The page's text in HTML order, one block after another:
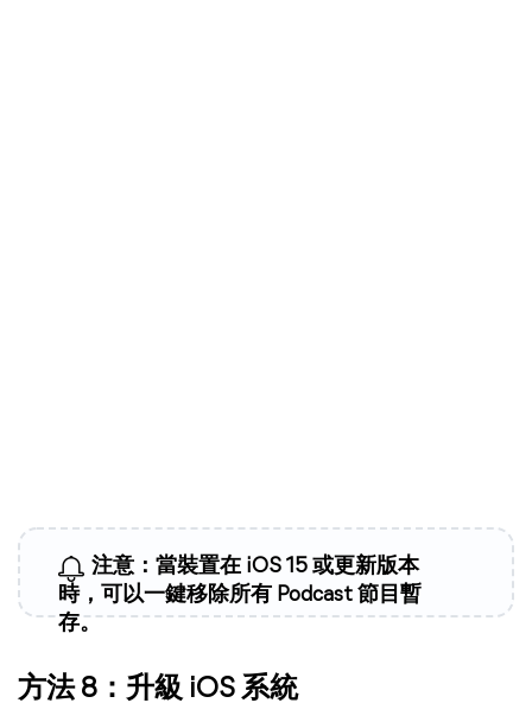
注意：當裝置在 iOS 15 或更新版本
時，可以一鍵移除所有 Podcast 節目暫
存。
方法 8：升級 iOS 系統